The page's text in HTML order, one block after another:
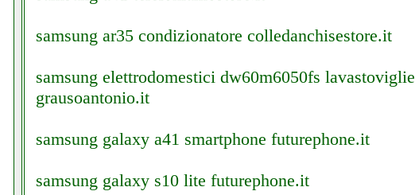
samsung ar35 condizionatore colledanchisestore.it
samsung elettrodomestici dw60m6050fs lavastoviglie
grausoantonio.it
samsung galaxy a41 smartphone futurephone.it
samsung galaxy s10 lite futurephone.it